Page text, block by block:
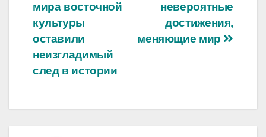
невероятные
достижения,
меняющие мир
мира восточной
культуры
оставили
неизгладимый
след в истории